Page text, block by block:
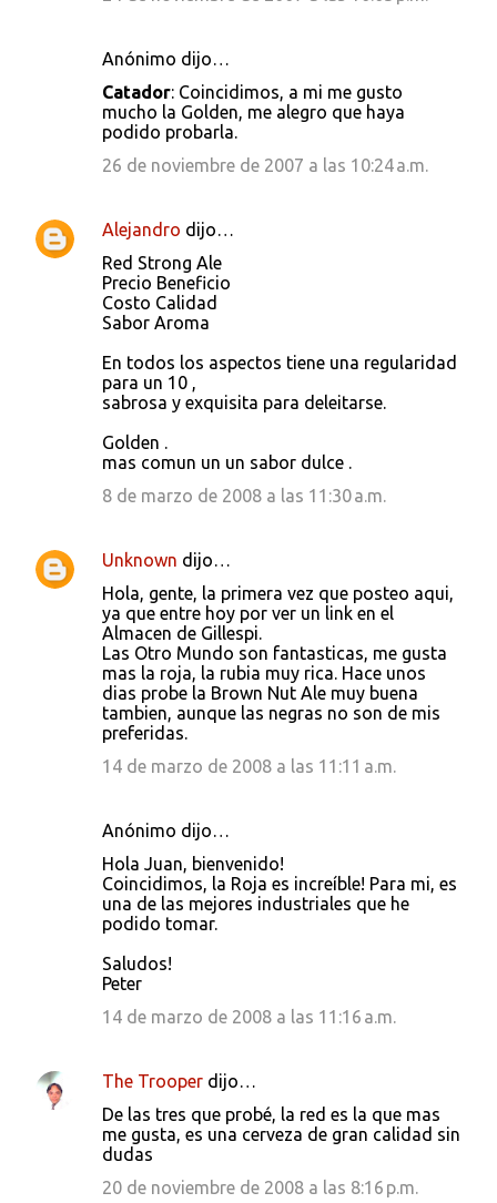
Anónimo dijo…
Catador: Coincidimos, a mi me gusto
mucho la Golden, me alegro que haya
podido probarla.
26 de noviembre de 2007 a las 10:24 a.m.
Alejandro dijo…
Red Strong Ale
Precio Beneficio
Costo Calidad
Sabor Aroma
En todos los aspectos tiene una regularidad
para un 10 ,
sabrosa y exquisita para deleitarse.
Golden .
mas comun un un sabor dulce .
8 de marzo de 2008 a las 11:30 a.m.
Unknown dijo…
Hola, gente, la primera vez que posteo aqui,
ya que entre hoy por ver un link en el
Almacen de Gillespi.
Las Otro Mundo son fantasticas, me gusta
mas la roja, la rubia muy rica. Hace unos
dias probe la Brown Nut Ale muy buena
tambien, aunque las negras no son de mis
preferidas.
14 de marzo de 2008 a las 11:11 a.m.
Anónimo dijo…
Hola Juan, bienvenido!
Coincidimos, la Roja es increíble! Para mi, es
una de las mejores industriales que he
podido tomar.
Saludos!
Peter
14 de marzo de 2008 a las 11:16 a.m.
The Trooper dijo…
De las tres que probé, la red es la que mas
me gusta, es una cerveza de gran calidad sin
dudas
20 de noviembre de 2008 a las 8:16 p.m.